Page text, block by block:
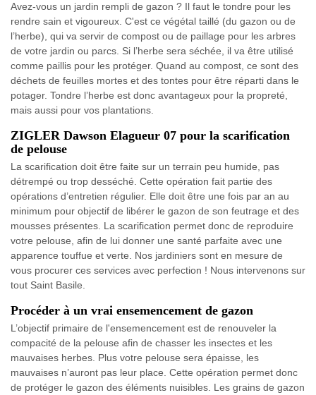
Avez-vous un jardin rempli de gazon ? Il faut le tondre pour les
rendre sain et vigoureux. C'est ce végétal taillé (du gazon ou de
l’herbe), qui va servir de compost ou de paillage pour les arbres
de votre jardin ou parcs. Si l’herbe sera séchée, il va être utilisé
comme paillis pour les protéger. Quand au compost, ce sont des
déchets de feuilles mortes et des tontes pour être réparti dans le
potager. Tondre l’herbe est donc avantageux pour la propreté,
mais aussi pour vos plantations.
ZIGLER Dawson Elagueur 07 pour la scarification
de pelouse
La scarification doit être faite sur un terrain peu humide, pas
détrempé ou trop desséché. Cette opération fait partie des
opérations d’entretien régulier. Elle doit être une fois par an au
minimum pour objectif de libérer le gazon de son feutrage et des
mousses présentes. La scarification permet donc de reproduire
votre pelouse, afin de lui donner une santé parfaite avec une
apparence touffue et verte. Nos jardiniers sont en mesure de
vous procurer ces services avec perfection ! Nous intervenons sur
tout Saint Basile.
Procéder à un vrai ensemencement de gazon
L’objectif primaire de l'ensemencement est de renouveler la
compacité de la pelouse afin de chasser les insectes et les
mauvaises herbes. Plus votre pelouse sera épaisse, les
mauvaises n’auront pas leur place. Cette opération permet donc
de protéger le gazon des éléments nuisibles. Les grains de gazon